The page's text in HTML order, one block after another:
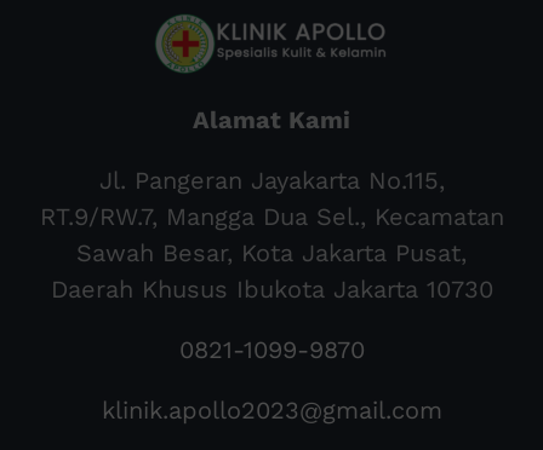
Alamat Kami
Jl. Pangeran Jayakarta No.115,
RT.9/RW.7, Mangga Dua Sel., Kecamatan
Sawah Besar, Kota Jakarta Pusat,
Daerah Khusus Ibukota Jakarta 10730
0821-1099-9870
klinik.apollo2023@gmail.com